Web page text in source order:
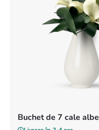
Buchet de 7 cale albe